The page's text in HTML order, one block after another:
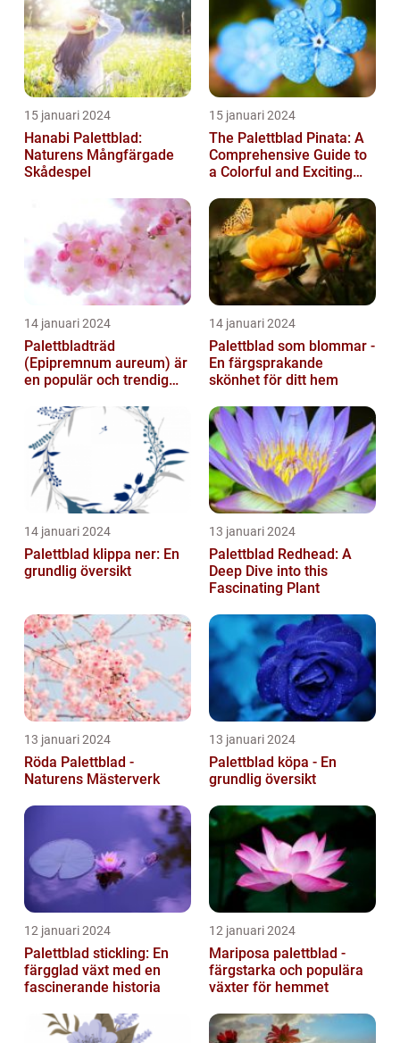
15 januari 2024
Hanabi Palettblad:
Naturens Mångfärgade
Skådespel
15 januari 2024
The Palettblad Pinata: A
Comprehensive Guide to
a Colorful and Exciting
14 januari 2024
Palettbladträd
(Epipremnum aureum) är
en populär och trendig
populär de ...
14 januari 2024
Palettblad som blommar -
En färgsprakande
skönhet för ditt hem
14 januari 2024
Palettblad klippa ner: En
grundlig översikt
13 januari 2024
Palettblad Redhead: A
Deep Dive into this
Fascinating Plant
13 januari 2024
Röda Palettblad -
Naturens Mästerverk
13 januari 2024
Palettblad köpa - En
grundlig översikt
12 januari 2024
Palettblad stickling: En
färgglad växt med en
fascinerande historia
12 januari 2024
Mariposa palettblad -
färgstarka och populära
växter för hemmet